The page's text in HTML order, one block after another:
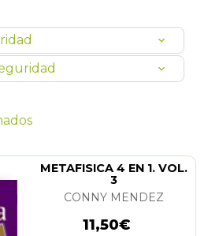
METAFISICA 4 EN 1. VOL.
3
CONNY MENDEZ
11,50€